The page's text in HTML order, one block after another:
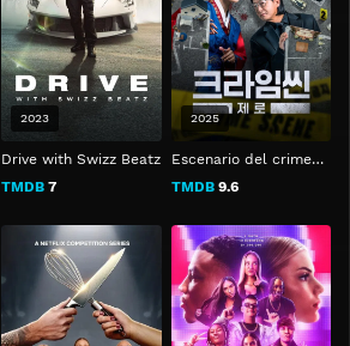
Drive with Swizz Beatz
TMDB 7
2023
Escenario del crimen cero
TMDB9.6
2025